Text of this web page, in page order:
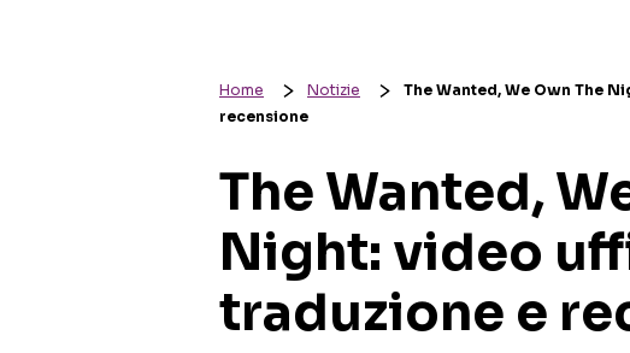
Home Notizie
The Wanted, We Own The
recensione
The Wanted,
Night: video
traduzione e